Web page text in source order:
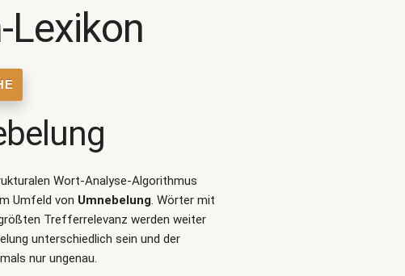
Wort-Analyse-Algorithmus
Umfeld von Umnebelung. Wörter mit
Trefferrelevanz werden weiter
unterschiedlich sein und der
nur ungenau.